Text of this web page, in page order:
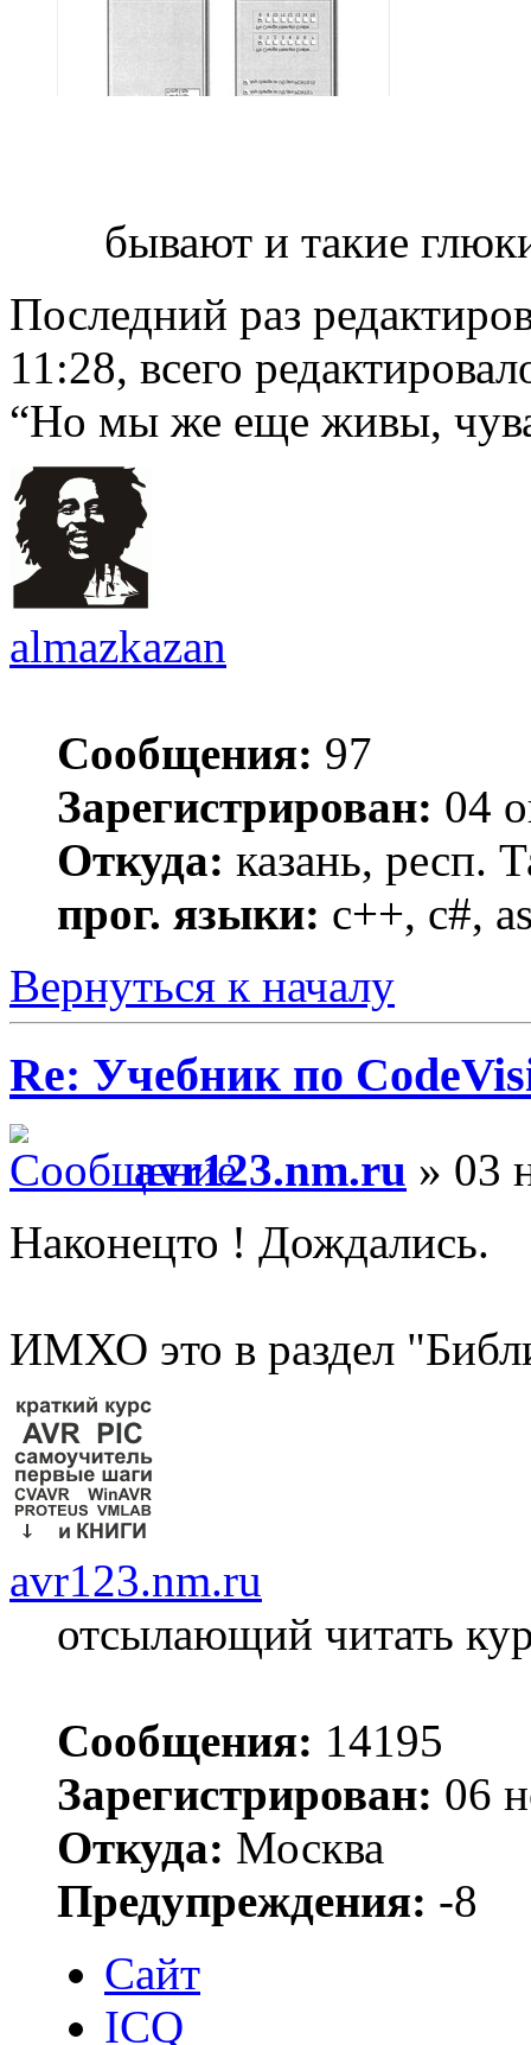
бывают и такие
Последний раз
11:28, всего
“Но мы же еще ​живы,
almazkazan
Сообщения: 97
Зарегистрирован: 04
Откуда: казань, респ.
прог. языки: c++, c#,
Вернуться к началу
Re: Учебник по
avr123.nm.ru » 03
Наконецто ! Дождались.
ИМХО это в раздел
avr123.nm.ru
отсылающий читать
Сообщения: 14195
Зарегистрирован: 06
Откуда: Москва
Предупреждения: -8
Сайт
ICQ